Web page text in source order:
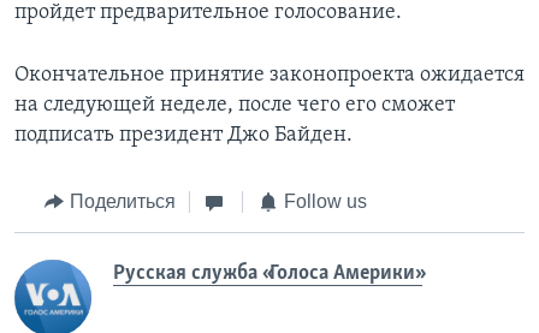
пройдет предварительное голосование.
Окончательное принятие законопроекта ожидается
на следующей неделе, после чего его сможет
подписать президент Джо Байден.
Поделиться Follow us
Русская служба «Голоса Америки»